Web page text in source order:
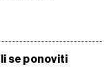
se ponoviti